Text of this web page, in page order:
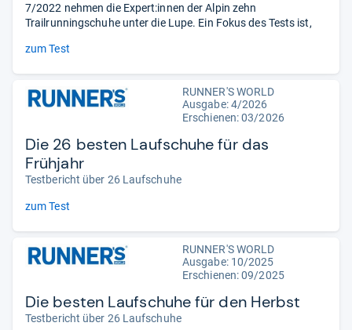
7/2022 nehmen die Expert:innen der Alpin zehn
Trailrunningschuhe unter die Lupe. Ein Fokus des Tests ist,
zum Test
RUNNER'S WORLD
Ausgabe: 4/2026
Erschienen:03/2026
Die 26 besten Laufschuhe für das
Frühjahr
Testbericht über 26 Laufschuhe
zum Test
RUNNER'S WORLD
Ausgabe: 10/2025
Erschienen: 09/2025
Die besten Laufschuhe für den Herbst
Testbericht über 26 Laufschuhe